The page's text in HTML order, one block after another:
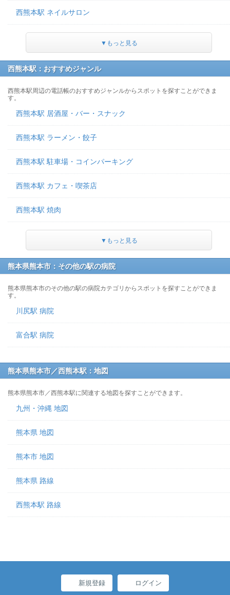
西熊本駅 ネイルサロン
▼もっと見る
西熊本駅：おすすめジャンル
西熊本駅周辺の電話帳のおすすめジャンルからスポットを探すことができま
す。
西熊本駅 居酒屋・バー・スナック
西熊本駅 ラーメン・餃子
西熊本駅 駐車場・コインパーキング
西熊本駅 カフェ・喫茶店
西熊本駅 焼肉
▼もっと見る
熊本県熊本市：その他の駅の病院
熊本県熊本市のその他の駅の病院カテゴリからスポットを探すことができま
す。
川尻駅 病院
富合駅 病院
熊本県熊本市／西熊本駅：地図
熊本県熊本市／西熊本駅に関連する地図を探すことができます。
九州・沖縄 地図
熊本県 地図
熊本市 地図
熊本県 路線
西熊本駅 路線
新規登録 ログイン